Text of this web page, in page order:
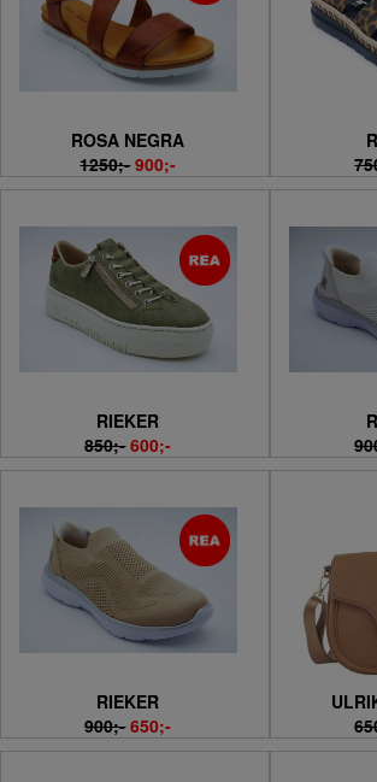
ROSA NEGRA
1250;- 900;-
RIEKER
850;- 600;-
RIEKER
900;- 650;-